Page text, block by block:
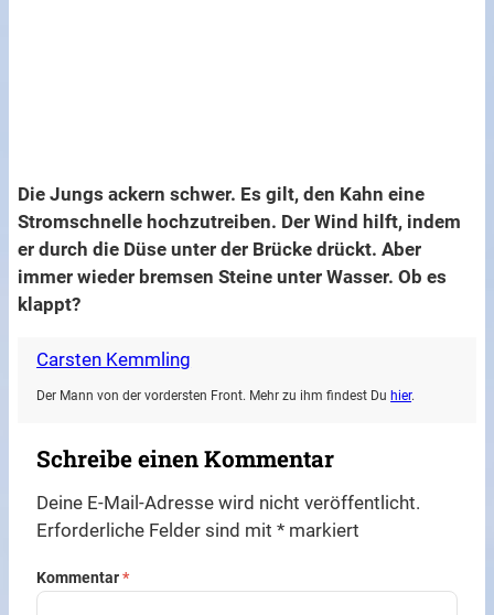
Die Jungs ackern schwer. Es gilt, den Kahn eine
Stromschnelle hochzutreiben. Der Wind hilft, indem
er durch die Düse unter der Brücke drückt. Aber
immer wieder bremsen Steine unter Wasser. Ob es
klappt?
Carsten Kemmling
Der Mann von der vordersten Front. Mehr zu ihm findest Duhier.
Schreibe einen Kommentar
Deine E-Mail-Adresse wird nicht veröffentlicht.
Erforderliche Felder sind mit* markiert
Kommentar*